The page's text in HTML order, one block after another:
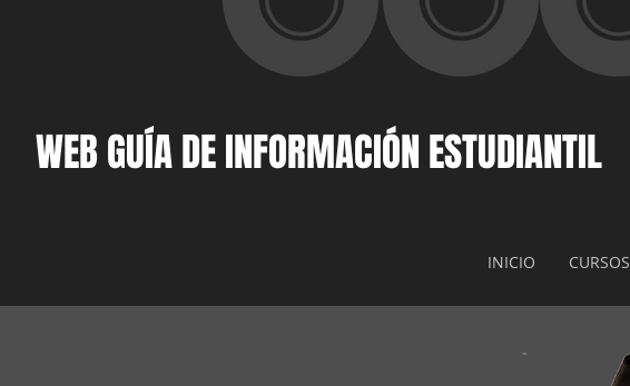
WEB GUÍA DE INFORMACIÓN ESTUDIANTIL
INICIO CURSOS